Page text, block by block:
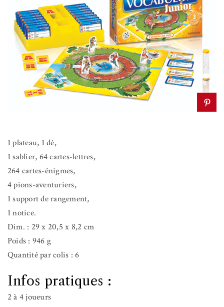
1 plateau, 1 dé,
1 sablier, 64 cartes-lettres,
264 cartes-énigmes,
4 pions-aventuriers,
1 support de rangement,
1 notice.
Dim. : 29 x 20,5 x 8,2 cm
Poids : 946 g
Quantité par colis : 6
Infos pratiques :
2 à 4 joueurs